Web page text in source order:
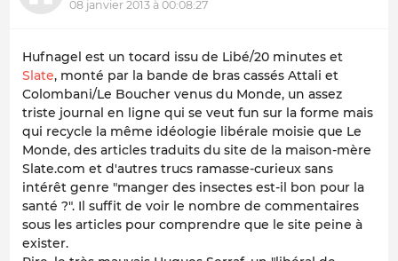
08 janvier 2013 à 00:08:27
Hufnagel est un tocard issu de Libé/20 minutes et
Slate, monté par la bande de bras cassés Attali et
Colombani/Le Boucher venus du Monde, un assez
triste journal en ligne qui se veut fun sur la forme mais
qui recycle la même idéologie libérale moisie que Le
Monde, des articles traduits du site de la maison-mère
Slate.com et d'autres trucs ramasse-curieux sans
intérêt genre "manger des insectes est-il bon pour la
santé ?". Il suffit de voir le nombre de commentaires
sous les articles pour comprendre que le site peine à
exister.